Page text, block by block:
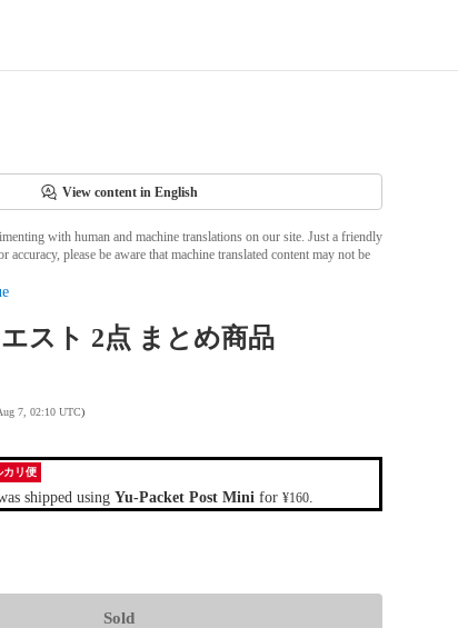
View content in English
with human and machine translations on our site. Just a friendly
please be aware that machine translated content may not be
スト 2点 まとめ商品
7, 02:10 UTC)
カリ便
shipped using Yu-Packet Post Minifor ¥160.
Sold